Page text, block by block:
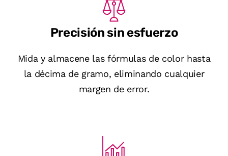
Precisión sin esfuerzo
Mida y almacene las fórmulas de color hasta
la décima de gramo, eliminando cualquier
margen de error.